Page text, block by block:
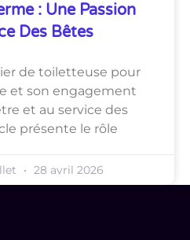
: Une Passion
Des Bêtes
de toiletteuse pour
et son engagement
et au service des
présente le rôle
28 avril 2026